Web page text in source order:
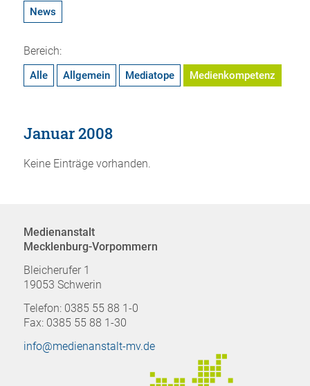
News
Bereich:
Alle Allgemein Mediatope Medienkompetenz
Januar 2008
Keine Einträge vorhanden.
Medienanstalt
Mecklenburg-Vorpommern
Bleicherufer 1
19053 Schwerin
Telefon: 0385 55 88 1-0
Fax: 0385 55 88 1-30
info@medienanstalt-mv.de